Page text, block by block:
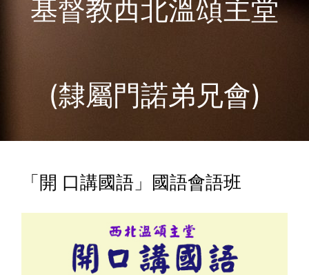
基督教西北溫頌主堂
(隸屬門諾弟兄會)
「開 口講國語」國語會語班